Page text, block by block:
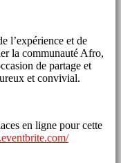
l’expérience et de
la communauté Afro,
de partage et
et convivial.
en ligne pour cette